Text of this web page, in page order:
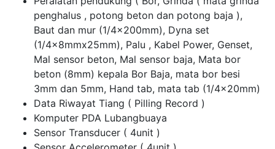
penghalus , potong beton dan potong baja ),
Baut dan mur (1/4x200mm), Dyna set
(1/4x8mmx25mm), Palu , Kabel Power, Genset,
Mal sensor beton, Mal sensor baja, Mata bor
beton (8mm) kepala Bor Baja, mata bor besi
3mm dan 5mm, Hand tab, mata tab (1/4x20mm)
Data Riwayat Tiang ( Pilling Record )
Komputer PDA Lubangbuaya
Sensor Transducer ( 4unit )